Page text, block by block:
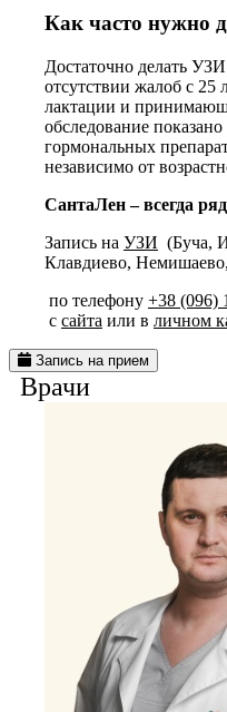
Как часто нужно
Достаточно делать
отсутствии жалоб с
лактации и
обследование
гормональных
независимо от
СантаЛен – всегда
Запись на УЗИ (Буча,
Клавдиево,
по телефону +38 (096)
с сайта или в личном
Запись на прием
Врачи